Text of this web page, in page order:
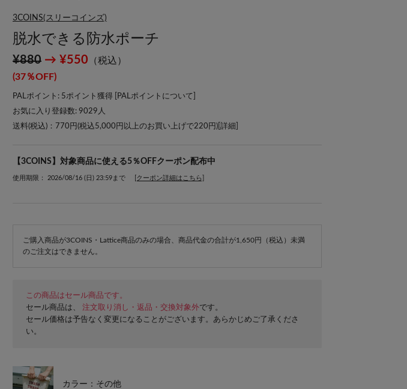
3COINS(スリーコインズ)
脱水できる防水ポーチ
¥880 → ¥550 （税込）
(37％OFF)
PALポイント: 5ポイント獲得 [ PALポイントについて
お気に入り登録数: 9029 人
送料(税込)：770円(税込5,000円以上のお買い上げで220円)[ 詳細
【3COINS】対象商品に使える5％OFFクーポン配布中
使用期限： 2026/08/16 (日) 23:59まで [クーポン詳細はこちら]
ご購入商品が3COINS・Lattice商品のみの場合、商品代金の合計が1,650円（税込）未満
のご注文はできません。
この商品はセール商品です。
セール商品は、 注文取り消し・返品・交換対象外です。
セール価格は予告なく変更になることがございます。あらかじめご了承くださ
い。
カラー：その他